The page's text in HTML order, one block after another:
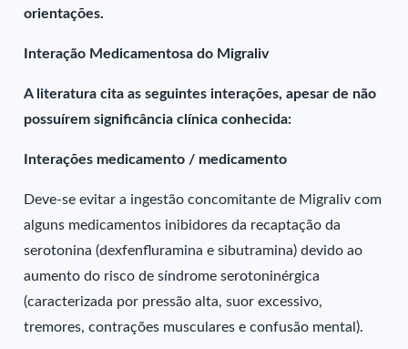
orientações.
Interação Medicamentosa do Migraliv
A literatura cita as seguintes interações, apesar de não
possuírem significância clínica conhecida:
Interações medicamento / medicamento
Deve-se evitar a ingestão concomitante de Migraliv com
alguns medicamentos inibidores da recaptação da
serotonina (dexfenfluramina e sibutramina) devido ao
aumento do risco de síndrome serotoninérgica
(caracterizada por pressão alta, suor excessivo,
tremores, contrações musculares e confusão mental).